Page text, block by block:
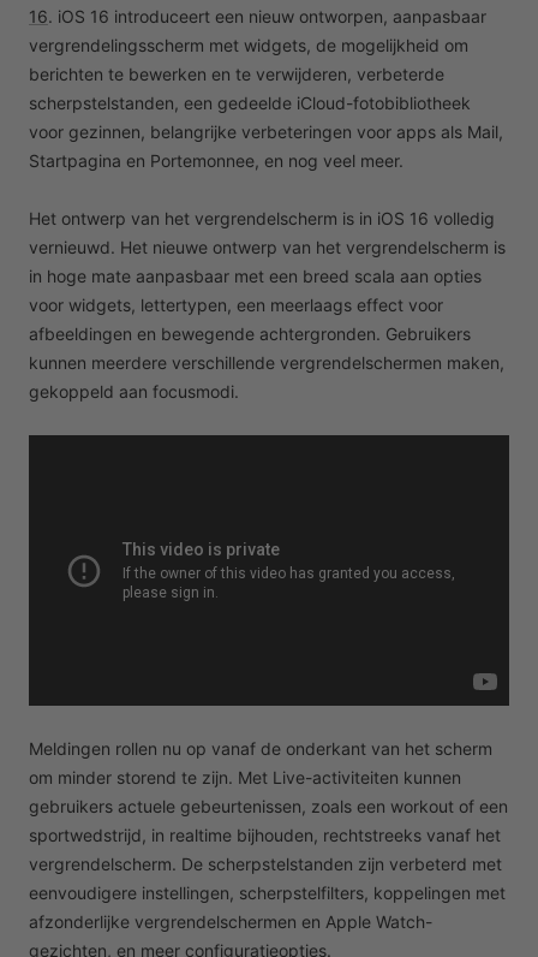
16. iOS 16 introduceert een nieuw ontworpen, aanpasbaar
vergrendelingsscherm met widgets, de mogelijkheid om
berichten te bewerken en te verwijderen, verbeterde
scherpstelstanden, een gedeelde iCloud-fotobibliotheek
voor gezinnen, belangrijke verbeteringen voor apps als Mail,
Startpagina en Portemonnee, en nog veel meer.
Het ontwerp van het vergrendelscherm is in iOS 16 volledig
vernieuwd. Het nieuwe ontwerp van het vergrendelscherm is
in hoge mate aanpasbaar met een breed scala aan opties
voor widgets, lettertypen, een meerlaags effect voor
afbeeldingen en bewegende achtergronden. Gebruikers
kunnen meerdere verschillende vergrendelschermen maken,
gekoppeld aan focusmodi.
Meldingen rollen nu op vanaf de onderkant van het scherm
om minder storend te zijn. Met Live-activiteiten kunnen
gebruikers actuele gebeurtenissen, zoals een workout of een
sportwedstrijd, in realtime bijhouden, rechtstreeks vanaf het
vergrendelscherm. De scherpstelstanden zijn verbeterd met
eenvoudigere instellingen, scherpstelfilters, koppelingen met
afzonderlijke vergrendelschermen en Apple Watch-
gezichten, en meer configuratieopties.